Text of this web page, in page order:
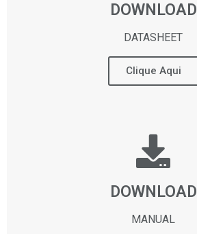
DOWNLOAD
DATASHEET
Clique Aqui
DOWNLOAD
MANUAL